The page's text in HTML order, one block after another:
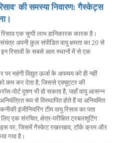
की समस्या निवारण: गैस्केट्स
एक चुप्पी लाभ हानिकारक कारक है।
अपनी कुल संपीडित वायु क्षमता का 20 से
इन रिसावों के सबसे आम स्थानों में से एक
महंगी विद्युत ऊर्जा के अपव्यय को ही नहीं
कम कर देता है, जिससे एक्चुएटर की
पोर्ट दूषण भी हो सकता है, जहाँ वायु आसन्न
रूप से विस्थापित होते हैं या अनियमित
इंजीनियरिंग टीम वायु रिसाव का पता
एक संरचित, क्षेत्र-परीक्षित ट्रबलशूटिंग
पर, जिसमें गैस्केट रखरखाव, टॉर्क क्रम और
गया है।